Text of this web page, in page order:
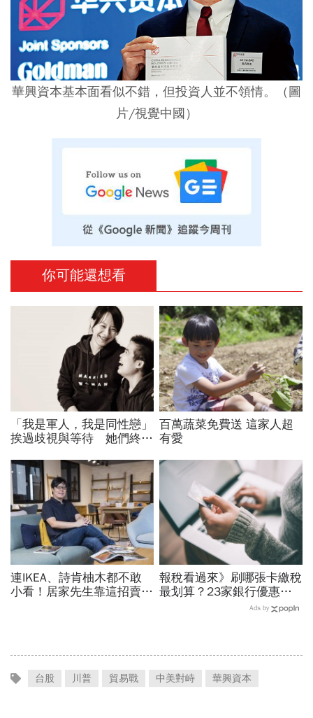
華興資本基本面看似不錯，但投資人並不領情。（圖
片/視覺中國）
你可能還想看
「我是軍人，我是同性戀」
挨過歧視與等待 她們終於
百萬蔬菜免費送 這家人超
有愛
連IKEA、詩肯柚木都不敢
小看！居家先生靠這招賣家
報稅看過來》刷哪張卡繳稅
最划算？23家銀行優惠比
Ads by
台股 川普 貿易戰 中美對峙 華興資本